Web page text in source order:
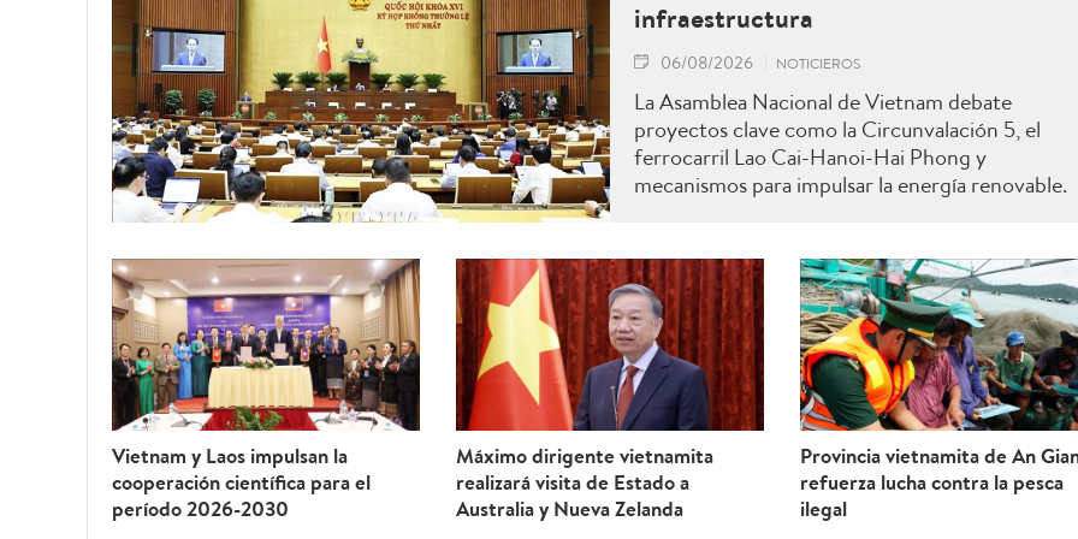
infraestructura
06/08/2026 NOTICIEROS
La Asamblea Nacional de Vietnam debate
proyectos clave como la Circunvalación 5, el
ferrocarril Lao Cai-Hanoi-Hai Phong y
mecanismos para impulsar la energía renovable.
Vietnam y Laos impulsan la
cooperación científica para el
período 2026-2030
Máximo dirigente vietnamita
realizará visita de Estado a
Australia y Nueva Zelanda
Provincia vietnamita de An
refuerza lucha contra la pesca
ilegal